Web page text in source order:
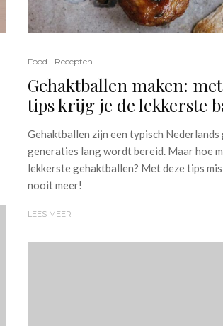
Food Recepten
Gehaktballen maken:
tips krijg je de lekkerste
Gehaktballen zijn een typisch
generaties lang wordt bereid. Maar hoe
lekkerste gehaktballen? Met deze tips
nooit meer!
LEES MEER